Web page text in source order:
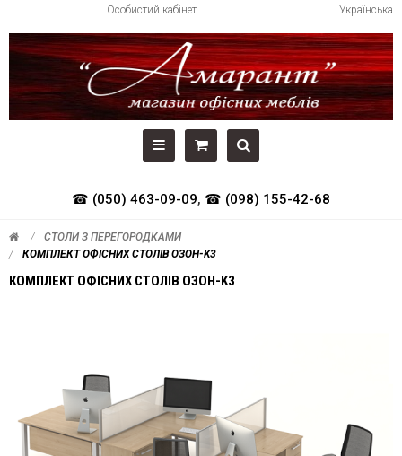
Українська
Особистий кабінет
☎ (050) 463-09-09, ☎ (098) 155-42-68
СТОЛИ З ПЕРЕГОРОДКАМИ
КОМПЛЕКТ ОФІСНИХ СТОЛІВ ОЗОН-K3
КОМПЛЕКТ ОФІСНИХ СТОЛІВ ОЗОН-K3